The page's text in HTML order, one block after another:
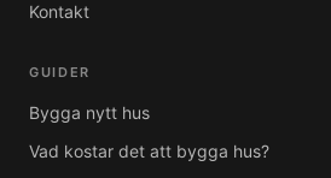
Kontakt
GUIDER
Bygga nytt hus
Vad kostar det att bygga hus?